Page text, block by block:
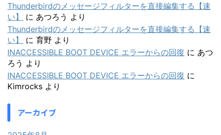
Thunderbirdのメッセージフィルターを直接編集する【速
い】
に あつろう より
Thunderbirdのメッセージフィルターを直接編集する【速
い】
に 育野 より
INACCESSIBLE BOOT DEVICE エラーからの回復 に あつ
ろう より
INACCESSIBLE BOOT DEVICE エラーからの回復 に
Kimrocks より
アーカイブ